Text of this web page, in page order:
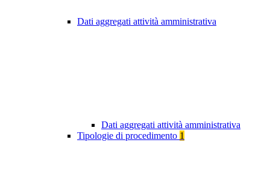
Dati aggregati attività amministrativa
Dati aggregati attività amministrativa
Tipologie di procedimento 1